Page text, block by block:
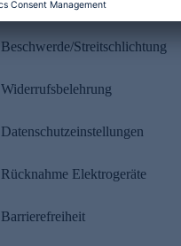
Rechtliches
Beschwerde/Streitschlichtung
Widerrufsbelehrung
Datenschutzeinstellungen
Rücknahme Elektrogeräte
Barrierefreiheit